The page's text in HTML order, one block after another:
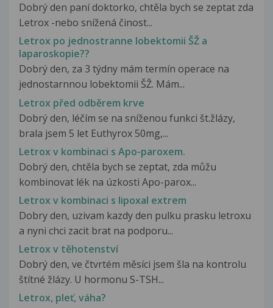
Dobrý den paní doktorko, chtěla bych se zeptat zda
Letrox -nebo snížená činost...
Letrox po jednostranne lobektomii ŠŽ a
laparoskopie??
Dobrý den, za 3 týdny mám termín operace na
jednostarnnou lobektomii ŠŽ. Mám...
Letrox před odběrem krve
Dobrý den, léčím se na sníženou funkci št.žlázy,
brala jsem 5 let Euthyrox 50mg,...
Letrox v kombinaci s Apo-paroxem.
Dobrý den, chtěla bych se zeptat, zda můžu
kombinovat lék na úzkosti Apo-parox...
Letrox v kombinaci s lipoxal extrem
Dobry den, uzivam kazdy den pulku prasku letroxu
a nyni chci zacit brat na podporu...
Letrox v těhotenství
Dobrý den, ve čtvrtém měsíci jsem šla na kontrolu
štítné žlázy. U hormonu S-TSH...
Letrox, pleť, váha?